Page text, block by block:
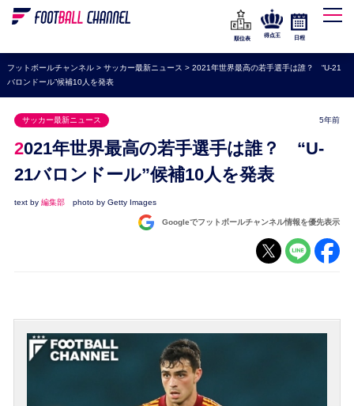
WEリーグ
海外サッカー
プレミアリーグ
ラ・リーガ
セリエA
ブンデスリーガ
UEFA
ナショナルチーム
順位表
得点王 日程
フットボールチャンネル> サッカー最新ニュース > 2021年世界最高の若手選手は誰？ “U-21
バロンドール”候補10人を発表
サッカー最新ニュース 5年前
2021年世界最高の若手選手は誰？ “U-
21バロンドール”候補10人を発表
text by 編集部 photo by Getty Images
Googleでフットボールチャンネル情報を優先表示